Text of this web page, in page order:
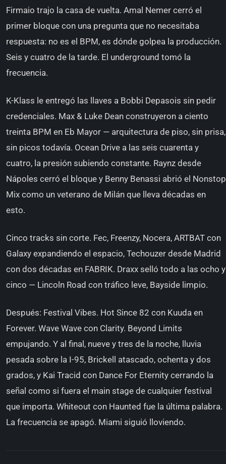
Firmaio trajo la casa de vuelta. Amal Nemer cerró el
primer bloque con una pregunta que no necesitaba
respuesta: no es el BPM, es dónde golpea la producción.
Seis y cuatro de la tarde. El underground tomó la
frecuencia.
K-Klass le entregó las llaves a Bobbi Depasois sin pedir
credenciales. Max & Luke Dean construyeron a ciento
treinta BPM en Eb Mayor — arquitectura de piso, sin prisa,
sin picos todavía. Ocean Drive a las seis cuarenta y
cuatro, la presión subiendo constante. Raynz desde
Nápoles cerró el bloque y Benny Benassi abrió el Nonstop
Mix como un veterano de Milán que lleva décadas en
esto.
Cinco tracks sin corte. Fec, Freenzy, Nocera, ARTBAT con
Galaxy expandiendo el espacio, Techouzer desde Madrid
con dos décadas en FABRIK. Draxx selló todo a las ocho y
cinco — Lincoln Road con tráfico leve, Bayside limpio.
Después: Festival Vibes. Hot Since 82 con Kuuda en
Forever. Wave Wave con Clarity. Beyond Limits
empujando. Y al final, nueve y tres de la noche, lluvia
pesada sobre la I-95, Brickell atascado, ochenta y dos
grados, y Kai Tracid con Dance For Eternity cerrando la
señal como si fuera el main stage de cualquier festival
que importa. Whiteout con Haunted fue la última palabra.
La frecuencia se apagó. Miami siguió lloviendo.